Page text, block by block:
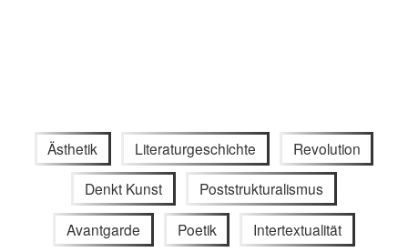
Ästhetik Literaturgeschichte Revolution
Denkt Kunst Poststrukturalismus
Avantgarde Poetik Intertextualität